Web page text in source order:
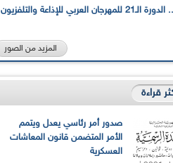
بالصور... الدورة الـ21 للمهرجان العربي للإذاعة والتلفزيون
المزيد من الصور
قراءة
صدور أمر رئاسي يعدل ويتمم
الأمر المتضمن قانون المعاشات
العسكرية